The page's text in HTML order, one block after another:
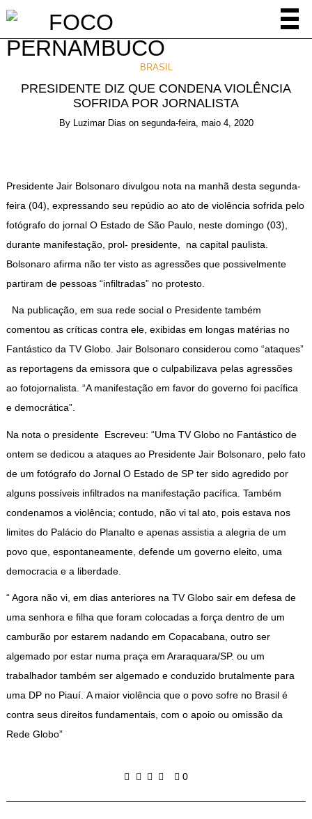
BRASIL
PRESIDENTE DIZ QUE CONDENA VIOLÊNCIA
SOFRIDA POR JORNALISTA
By Luzimar Dias on segunda-feira, maio 4, 2020
Presidente Jair Bolsonaro divulgou nota na manhã desta segunda-
feira (04), expressando seu repúdio ao ato de violência sofrida pelo
fotógrafo do jornal O Estado de São Paulo, neste domingo (03),
durante manifestação, prol- presidente, na capital paulista.
Bolsonaro afirma não ter visto as agressões que possivelmente
partiram de pessoas “infiltradas” no protesto.
Na publicação, em sua rede social o Presidente também
comentou as críticas contra ele, exibidas em longas matérias no
Fantástico da TV Globo. Jair Bolsonaro considerou como “ataques”
as reportagens da emissora que o culpabilizava pelas agressões
ao fotojornalista. “A manifestação em favor do governo foi pacífica
e democrática”.
Na nota o presidente Escreveu: “Uma TV Globo no Fantástico de
ontem se dedicou a ataques ao Presidente Jair Bolsonaro, pelo fato
de um fotógrafo do Jornal O Estado de SP ter sido agredido por
alguns possíveis infiltrados na manifestação pacífica. Também
condenamos a violência; contudo, não vi tal ato, pois estava nos
limites do Palácio do Planalto e apenas assistia a alegria de um
povo que, espontaneamente, defende um governo eleito, uma
democracia e a liberdade.
“ Agora não vi, em dias anteriores na TV Globo sair em defesa de
uma senhora e filha que foram colocadas a força dentro de um
camburão por estarem nadando em Copacabana, outro ser
algemado por estar numa praça em Araraquara/SP. ou um
trabalhador também ser algemado e conduzido brutalmente para
uma DP no Piauí. A maior violência que o povo sofre no Brasil é
contra seus direitos fundamentais, com o apoio ou omissão da
Rede Globo”
0